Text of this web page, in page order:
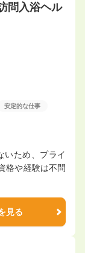
問入浴ヘル
安定的な仕事
いため、プライ
格や経験は不問
見る